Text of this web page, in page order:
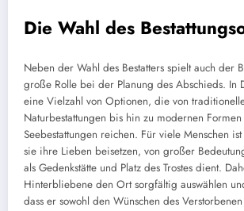
Die Wahl des
Neben der Wahl des Bestatters spielt auch der
große Rolle bei der Planung des Abschieds. In
eine Vielzahl von Optionen, die von
Naturbestattungen bis hin zu modernen
Seebestattungen reichen. Für viele Menschen
sie ihre Lieben beisetzen, von großer
als Gedenkstätte und Platz des Trostes dient.
Hinterbliebene den Ort sorgfältig auswählen
dass er sowohl den Wünschen des